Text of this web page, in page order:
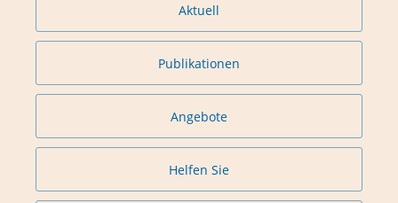
Aktuell
Publikationen
Angebote
Helfen Sie